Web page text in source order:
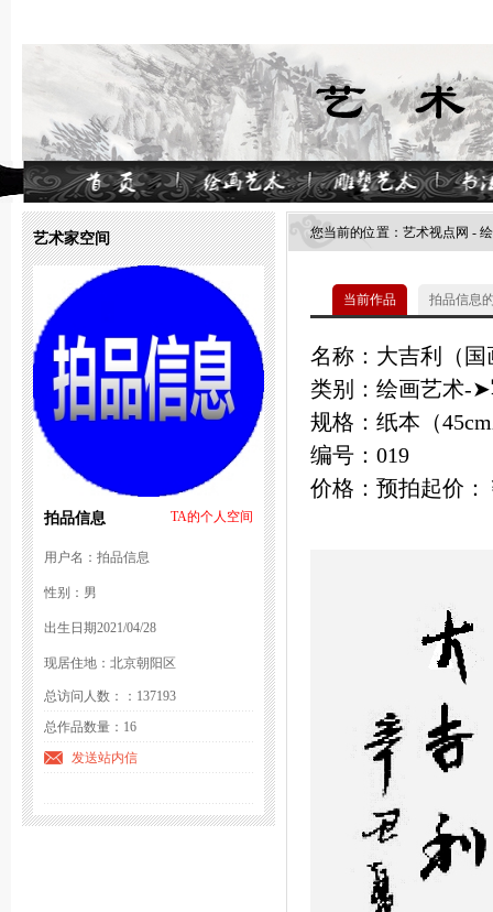
艺术家空间
拍品信息 TA的个人空间
用户名：拍品信息
性别：男
出生日期2021/04/28
现居住地：北京朝阳区
总访问人数：：137193
总作品数量：16
发送站内信
您当前的位置： 艺术视点网 -
当前作品 拍品信息
名称：大吉利（国
类别：绘画艺术-
规格：纸本（
编号：019
价格：预拍起价：